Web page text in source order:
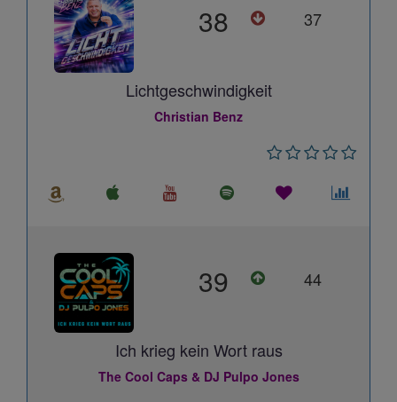
38 37
Lichtgeschwindigkeit
Christian Benz
39 44
Ich krieg kein Wort raus
The Cool Caps & DJ Pulpo Jones